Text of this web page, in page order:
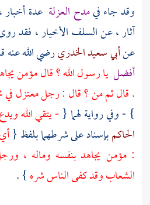
وقد جاء فيمدح العزلة عدة أخبار
آثار ، عنالسلفالأخيار ، فقد
عنأبي سعيد الخدريرضي الله عنه
أفضل يا رسول الله ؟ قال مؤمن
. قال ثم من ؟ قال : رجل معتزل
} - وفي رواية لهما {- يتقي الله
الحاكمبإسناد على شرطهما بلفظ {
: مؤمن يجاهد بنفسه وماله ،
الشعاب وقد كفى الناس شره} .